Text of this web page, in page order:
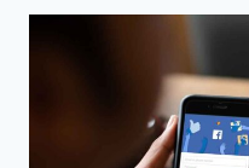
–
OPINII